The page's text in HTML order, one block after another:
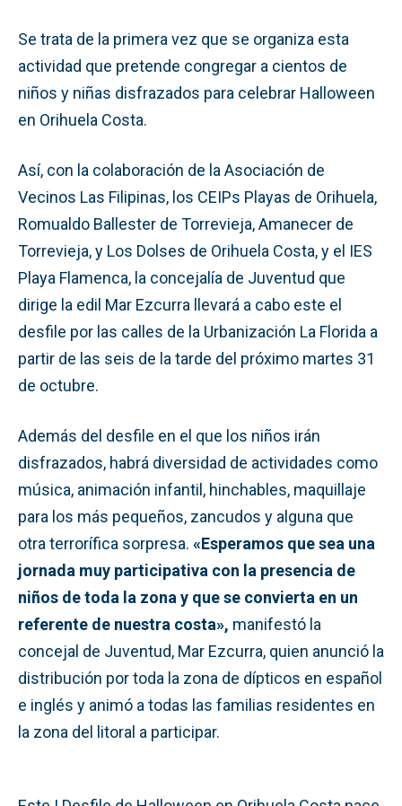
Se trata de la primera vez que se organiza esta
actividad que pretende congregar a cientos de
niños y niñas disfrazados para celebrar Halloween
en Orihuela Costa.
Así, con la colaboración de la Asociación de
Vecinos Las Filipinas, los CEIPs Playas de Orihuela,
Romualdo Ballester de Torrevieja, Amanecer de
Torrevieja, y Los Dolses de Orihuela Costa, y el IES
Playa Flamenca, la concejalía de Juventud que
dirige la edil Mar Ezcurra llevará a cabo este el
desfile por las calles de la Urbanización La Florida a
partir de las seis de la tarde del próximo martes 31
de octubre.
Además del desfile en el que los niños irán
disfrazados, habrá diversidad de actividades como
música, animación infantil, hinchables, maquillaje
para los más pequeños, zancudos y alguna que
otra terrorífica sorpresa. «Esperamos que sea una
jornada muy participativa con la presencia de
niños de toda la zona y que se convierta en un
referente de nuestra costa», manifestó la
concejal de Juventud, Mar Ezcurra, quien anunció la
distribución por toda la zona de dípticos en español
e inglés y animó a todas las familias residentes en
la zona del litoral a participar.